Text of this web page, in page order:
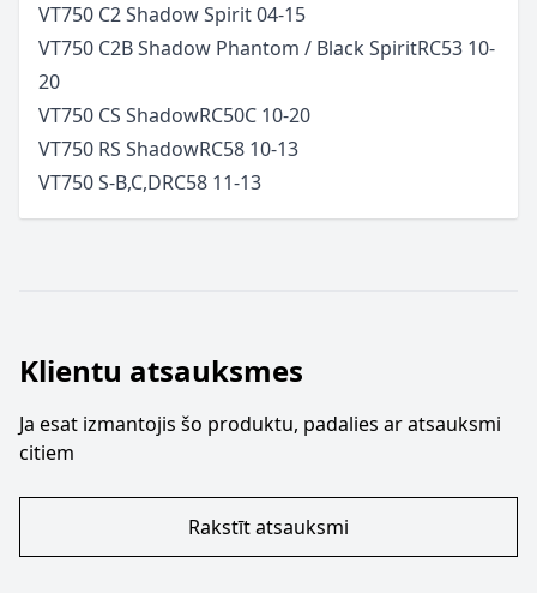
VT750 C2 Shadow Spirit04-15
VT750 C2B Shadow Phantom / Black SpiritRC53 10-
20
VT750 CS ShadowRC50C 10-20
VT750 RS ShadowRC58 10-13
VT750 S-B,C,DRC58 11-13
Klientu atsauksmes
Ja esat izmantojis šo produktu, padalies ar atsauksmi
citiem
Rakstīt atsauksmi